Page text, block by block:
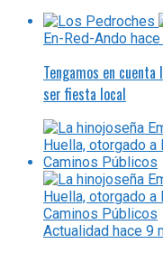
En-Red-Ando
Tengamos en
ser fiesta local
Actualidad hace 9